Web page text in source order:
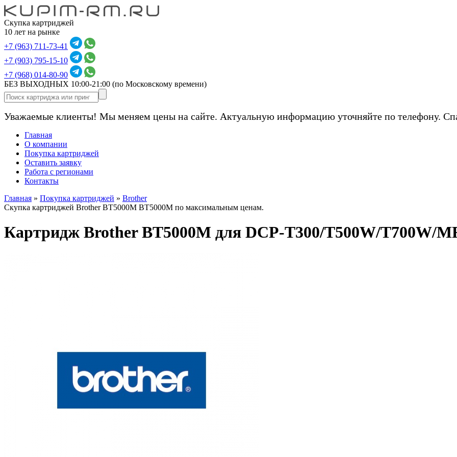
Скупка картриджей
10 лет на рынке
+7 (963) 711-73-41
+7 (903) 795-15-10
+7 (968) 014-80-90
БЕЗ ВЫХОДНЫХ 10:00-21:00 (по Московскому времени)
Уважаемые клиенты! Мы меняем цены на сайте. Актуальную информацию уточняйте по телефону.
Главная
О компании
Покупка картриджей
Оставить заявку
Работа с регионами
Контакты
Главная » Покупка картриджей » Brother
Скупка картриджей Brother BT5000M BT5000M по максимальным ценам.
Картридж Brother BT5000M для DCP-T300/T500W/T700W/